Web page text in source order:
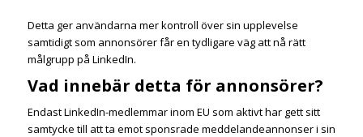
Detta ger användarna mer kontroll över sin upplevelse
samtidigt som annonsörer får en tydligare väg att nå rätt
målgrupp på LinkedIn.
Vad innebär detta för annonsörer?
Endast LinkedIn-medlemmar inom EU som aktivt har gett sitt
samtycke till att ta emot sponsrade meddelandeannonser i sin